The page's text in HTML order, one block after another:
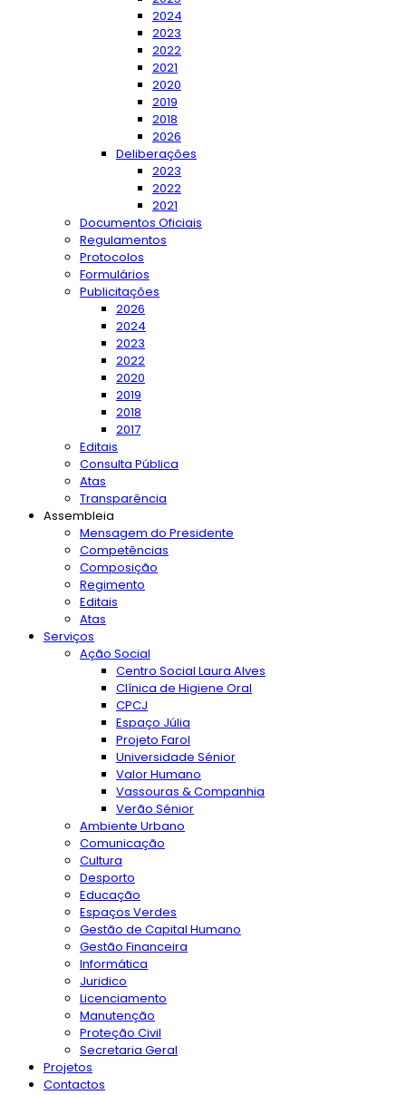
2024
2023
2022
2021
2020
2019
2018
2026
Deliberações
2023
2022
2021
Documentos Oficiais
Regulamentos
Protocolos
Formulários
Publicitações
2026
2024
2023
2022
2020
2019
2018
2017
Editais
Consulta Pública
Atas
Transparência
Assembleia
Mensagem do Presidente
Competências
Composição
Regimento
Editais
Atas
Serviços
Ação Social
Centro Social Laura Alves
Clínica de Higiene Oral
CPCJ
Espaço Júlia
Projeto Farol
Universidade Sénior
Valor Humano
Vassouras & Companhia
Verão Sénior
Ambiente Urbano
Comunicação
Cultura
Desporto
Educação
Espaços Verdes
Gestão de Capital Humano
Gestão Financeira
Informática
Juridico
Licenciamento
Manutenção
Proteção Civil
Secretaria Geral
Projetos
Contactos